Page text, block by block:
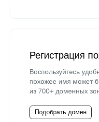
Регистрация
Воспользуйтесь
похожее имя может
из 700+ доменных
Подобрать домен